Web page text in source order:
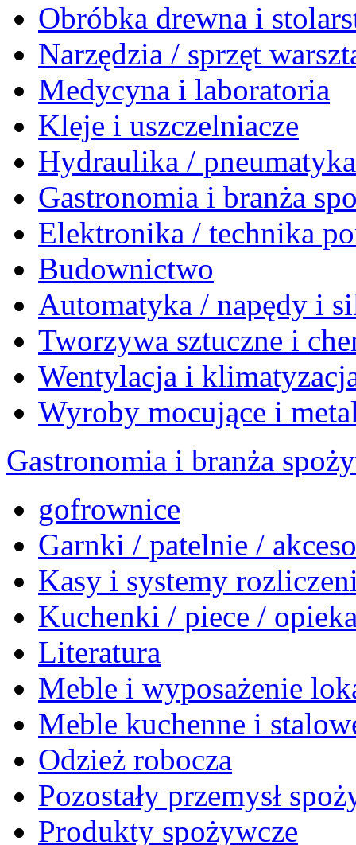
Obróbka drewna i
Narzędzia / sprzęt
Medycyna i laboratoria
Kleje i uszczelniacze
Hydraulika /
Gastronomia i branża
Elektronika / technika
Budownictwo
Automatyka / napędy i
Tworzywa sztuczne i
Wentylacja i
Wyroby mocujące i
Gastronomia i branża
gofrownice
Garnki / patelnie /
Kasy i systemy
Kuchenki / piece /
Literatura
Meble i wyposażenie
Meble kuchenne i
Odzież robocza
Pozostały przemysł
Produkty spożywcze